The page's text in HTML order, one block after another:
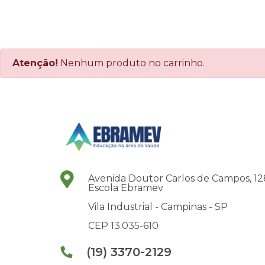
Atenção! Nenhum produto no carrinho.
Avenida Doutor Carlos de Campos,
Escola Ebramev
Vila Industrial - Campinas - SP
CEP 13.035-610
(19) 3370-2129